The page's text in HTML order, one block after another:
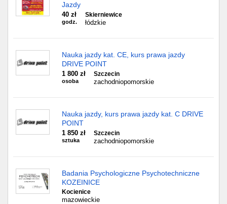
Jazdy
40 zł
godz.
Skierniewice
łódzkie
Nauka jazdy kat. CE, kurs prawa jazdy
DRIVE POINT
1 800 zł
osoba
Szczecin
zachodniopomorskie
Nauka jazdy, kurs prawa jazdy kat. C DRIVE
POINT
1 850 zł
sztuka
Szczecin
zachodniopomorskie
Badania Psychologiczne Psychotechniczne
KOZEINICE
Kocienice
mazowieckie